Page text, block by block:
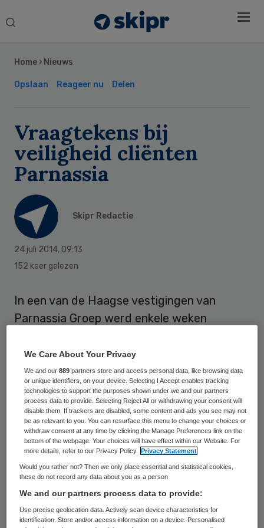
Search
Home › Nieuws
Opslaan Reageer nu Delen
Vraagtekens bij
veiligheid cliënten
Parnassia
Skipr Redactie
24 juli 2014, 09:13
152 keer gelezen
In een van de Haagse vestigingen van
Parnassia Groep werd enkele weken
dader is vermoedelijk een van de andere
cliënten. De familie stelt nu vragen over de
veiligheid in de kliniek voor
verslavingsproblemen. Parnassia stelt dat
patiënten gewoon veilig zijn.
In hetAlgemeen Dagbladkomen de
nabestaanden van Ilja Dijkhuizen aan het
woord. Hij werd in Centrum voor Dubbele
Problematiek aan de Mangostraat in Den
Haag behandeld voor een alcoholverslaving.
Sidebar
We Care About Your Privacy
We and our889 partners store and access personal data, like browsing data
or unique identifiers, on your device. Selecting I Accept enables tracking
technologies to support the purposes shown under we and our partners
process data to provide. Selecting Reject All or withdrawing your consent will
disable them. If trackers are disabled, some content and ads you see may not
be as relevant to you. You can resurface this menu to change your choices or
withdraw consent at any time by clicking the Manage Preferences link on the
bottom of the webpage. Your choices will have effect within our Website. For
more details, refer to our Privacy Policy.
Privacy Statement
Would you rather not? Then we only place essential and statistical cookies,
these do not record any data about you as a person
We and our partners process data to provide:
Use precise geolocation data. Actively scan device characteristics for
identification. Store and/or access information on a device. Personalised